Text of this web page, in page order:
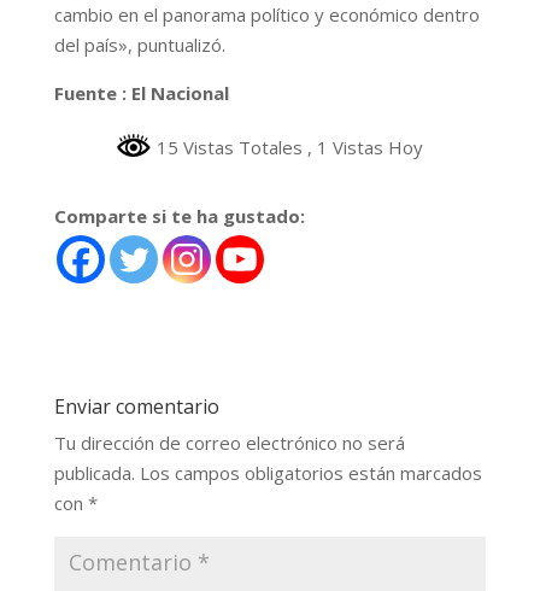
cambio en el panorama político y económico dentro
del país», puntualizó.
Fuente : El Nacional
15 Vistas Totales , 1 Vistas Hoy
Comparte si te ha gustado:
Enviar comentario
Tu dirección de correo electrónico no será
publicada. Los campos obligatorios están marcados
con *